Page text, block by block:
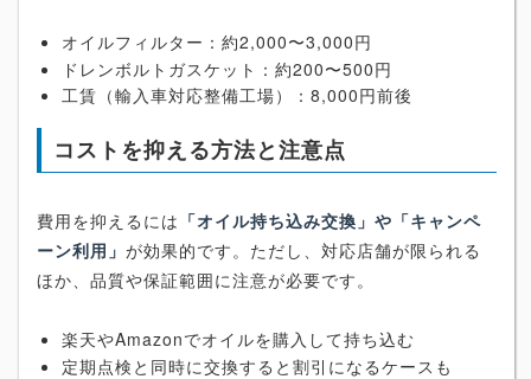
オイルフィルター：約2,000〜3,000円
ドレンボルトガスケット：約200〜500円
工賃（輸入車対応整備工場）：8,000円前後
コストを抑える方法と注意点
費用を抑えるには 「オイル持ち込み交換」や「キャンペ
ーン利用」 が効果的です。ただし、対応店舗が限られる
ほか、品質や保証範囲に注意が必要です。
楽天やAmazonでオイルを購入して持ち込む
定期点検と同時に交換すると割引になるケースも